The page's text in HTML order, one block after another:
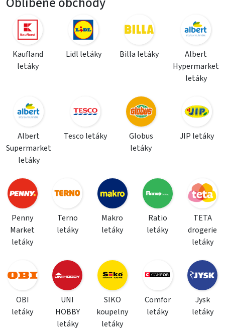
Kaufland
letáky
Lidl letáky Billa letáky
Albert
Hypermarket
letáky
Albert
Supermarket
letáky
Tesco letáky
Globus
letáky
JIP letáky
Penny
Market
letáky
Terno
letáky
Makro
letáky
Ratio
letáky
TETA
drogerie
letáky
OBI
letáky
UNI
HOBBY
letáky
SIKO
koupelny
letáky
Comfor
letáky
Jysk
letáky